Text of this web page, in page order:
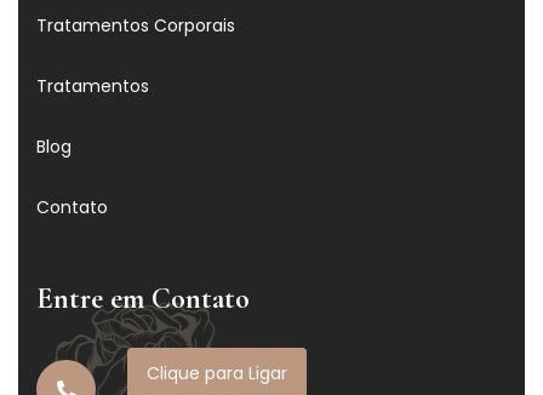
Tratamentos Corporais
Tratamentos
Blog
Contato
Entre em Contato
Clique para Ligar